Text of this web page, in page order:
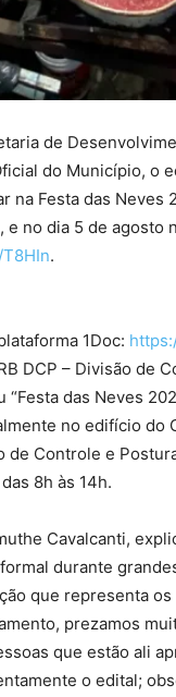
de
do Município, o
na Festa das
no dia 5 de agosto
.
1Doc:
DCP – Divisão de
“Festa das Neves
no edifício do
de Controle e
8h às 14h.
Cavalcanti,
durante
que representa
prezamos
que estão ali
o edital;